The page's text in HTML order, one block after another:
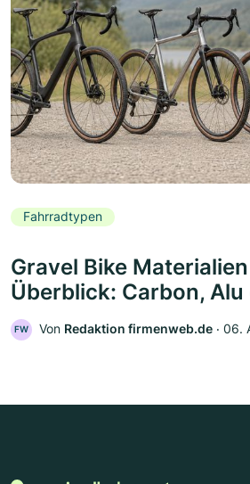
Fahrradtypen
Gravel Bike
Überblick: Carbon, Alu
FW Von Redaktion firmenweb.de ‧ 06.